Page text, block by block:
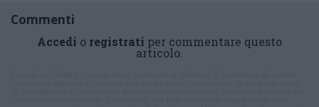
Commenti
Accedi o registrati per commentare questo
articolo.